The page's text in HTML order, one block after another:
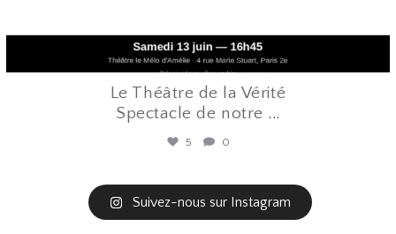
Le Théâtre de la Vérité
Spectacle de notre ...
5 0
Suivez-nous sur Instagram